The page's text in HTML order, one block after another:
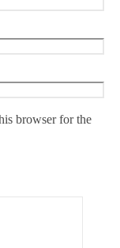
browser for the